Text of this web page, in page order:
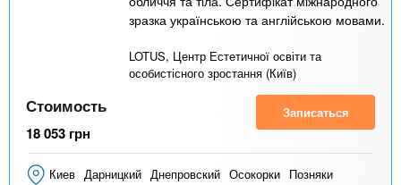
n
зразка українською та англійською мовами.
LOTUS, Центр Естетичної освіти та
особистісного зростання (Київ)
Стоимость
18 053 грн
Записаться
Киев Дарницкий Днепровский Осокорки Позняки